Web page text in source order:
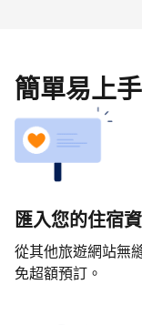
簡單易上
匯入您的住宿
從其他旅遊網站無
免超額預訂。